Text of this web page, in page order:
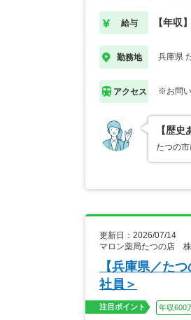
給与 【年収
勤務地 兵庫県
アクセス ※お問
【歴
たつの
更新日：2026/07/14
マロン薬局たつの店
【兵庫県／た
社員＞
注目ポイント 年収600